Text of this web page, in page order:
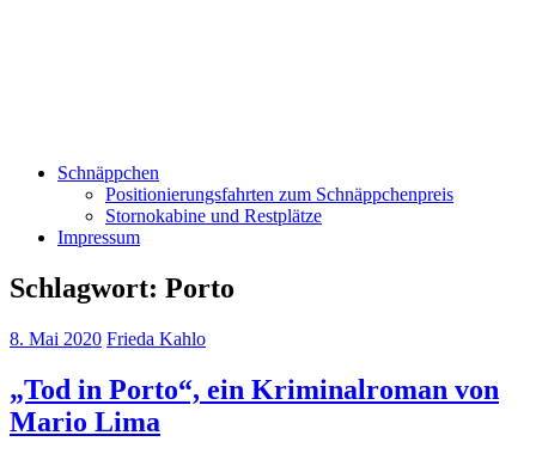
Schnäppchen
Positionierungsfahrten zum Schnäppchenpreis
Stornokabine und Restplätze
Impressum
Schlagwort: Porto
8. Mai 2020 Frieda Kahlo
„Tod in Porto“, ein Kriminalroman von
Mario Lima